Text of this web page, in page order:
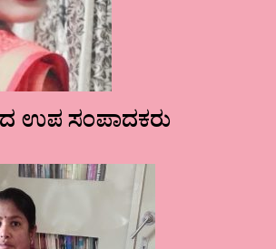
ಉಪ ಸಂಪಾದಕರು